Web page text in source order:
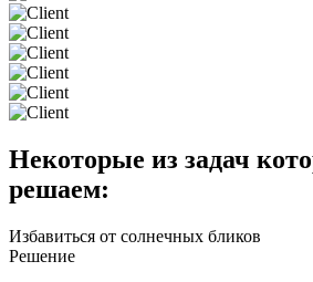
Некоторые из задач
решаем:
Избавиться от солнечных бликов
Решение